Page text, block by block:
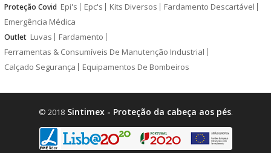
Proteção Covid Epi's Epc's Kits Diversos
Fardamento Descartável
Emergência Médica
Outlet Luvas
Fardamento
Ferramentas & Consumíveis De Manutenção Industrial
Calçado Segurança
Equipamentos De Bombeiros
© 2018Sintimex - Proteção da cabeça aos pés.